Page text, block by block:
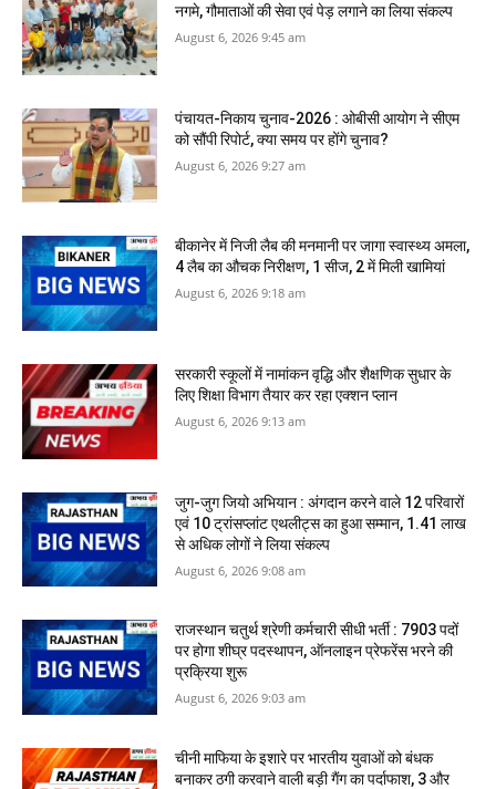
नगमे, गौमाताओं की सेवा एवं पेड़ लगाने का लिया संकल्प
August 6, 2026 9:45 am
पंचायत-निकाय चुनाव-2026 : ओबीसी आयोग ने सीएम
को सौंपी रिपोर्ट, क्‍या समय पर होंगे चुनाव?
August 6, 2026 9:27 am
बीकानेर में निजी लैब की मनमानी पर जागा स्‍वास्‍थ्‍य अमला,
4 लैब का औचक निरीक्षण, 1 सीज, 2 में मिली खामियां
August 6, 2026 9:18 am
सरकारी स्‍कूलों में नामांकन वृद्धि और शैक्षणिक सुधार के
लिए शिक्षा विभाग तैयार कर रहा एक्शन प्लान
August 6, 2026 9:13 am
जुग-जुग जियो अभियान : अंगदान करने वाले 12 परिवारों
एवं 10 ट्रांसप्लांट एथलीट्स का हुआ सम्मान, 1.41 लाख
से अधिक लोगों ने लिया संकल्प
August 6, 2026 9:08 am
राजस्थान चतुर्थ श्रेणी कर्मचारी सीधी भर्ती : 7903 पदों
पर होगा शीघ्र पदस्थापन, ऑनलाइन प्रेफरेंस भरने की
प्रक्रिया शुरू
August 6, 2026 9:03 am
​चीनी माफिया के इशारे पर भारतीय युवाओं को बंधक
बनाकर ठगी करवाने वाली बड़ी गैंग का पर्दाफाश, 3 और